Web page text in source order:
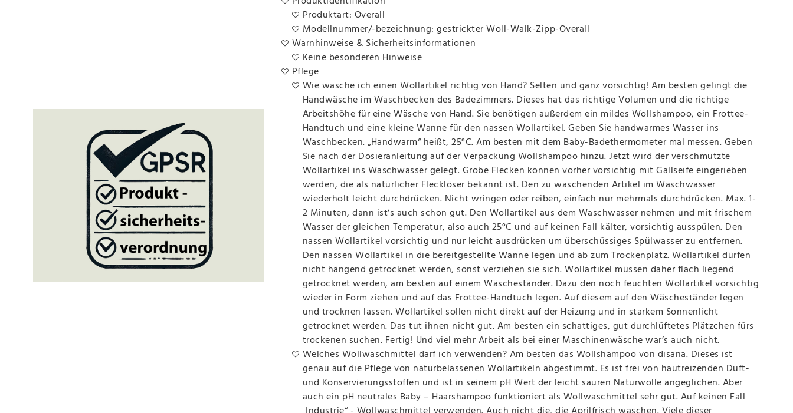
Produktart: Overall
Modellnummer/-bezeichnung: gestrickter Woll-Walk-Zipp-Overall
Warnhinweise & Sicherheitsinformationen
Keine besonderen Hinweise
Pflege
Wie wasche ich einen Wollartikel richtig von Hand? Selten und ganz vorsichtig! Am besten gelingt die
Handwäsche im Waschbecken des Badezimmers. Dieses hat das richtige Volumen und die richtige
Arbeitshöhe für eine Wäsche von Hand. Sie benötigen außerdem ein mildes Wollshampoo, ein Frottee-
Handtuch und eine kleine Wanne für den nassen Wollartikel. Geben Sie handwarmes Wasser ins
Waschbecken. „Handwarm“ heißt, 25°C. Am besten mit dem Baby-Badethermometer mal messen. Geben
Sie nach der Dosieranleitung auf der Verpackung Wollshampoo hinzu. Jetzt wird der verschmutzte
Wollartikel ins Waschwasser gelegt. Grobe Flecken können vorher vorsichtig mit Gallseife eingerieben
werden, die als natürlicher Flecklöser bekannt ist. Den zu waschenden Artikel im Waschwasser
wiederholt leicht durchdrücken. Nicht wringen oder reiben, einfach nur mehrmals durchdrücken. Max. 1-
2 Minuten, dann ist‘s auch schon gut. Den Wollartikel aus dem Waschwasser nehmen und mit frischem
Wasser der gleichen Temperatur, also auch 25°C und auf keinen Fall kälter, vorsichtig ausspülen. Den
nassen Wollartikel vorsichtig und nur leicht ausdrücken um überschüssiges Spülwasser zu entfernen.
Den nassen Wollartikel in die bereitgestellte Wanne legen und ab zum Trockenplatz. Wollartikel dürfen
nicht hängend getrocknet werden, sonst verziehen sie sich. Wollartikel müssen daher flach liegend
getrocknet werden, am besten auf einem Wäscheständer. Dazu den noch feuchten Wollartikel vorsichtig
wieder in Form ziehen und auf das Frottee-Handtuch legen. Auf diesem auf den Wäscheständer legen
und trocknen lassen. Wollartikel sollen nicht direkt auf der Heizung und in starkem Sonnenlicht
getrocknet werden. Das tut ihnen nicht gut. Am besten ein schattiges, gut durchlüftetes Plätzchen fürs
trockenen suchen. Fertig! Und viel mehr Arbeit als bei einer Maschinenwäsche war’s auch nicht.
Welches Wollwaschmittel darf ich verwenden? Am besten das Wollshampoo von disana. Dieses ist
genau auf die Pflege von naturbelassenen Wollartikeln abgestimmt. Es ist frei von hautreizenden Duft-
und Konservierungsstoffen und ist in seinem pH Wert der leicht sauren Naturwolle angeglichen. Aber
auch ein pH neutrales Baby – Haarshampoo funktioniert als Wollwaschmittel sehr gut. Auf keinen Fall